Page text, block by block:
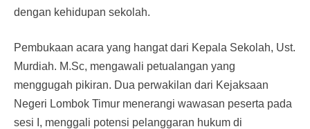
dengan kehidupan sekolah.
Pembukaan acara yang hangat dari Kepala Sekolah, Ust.
Murdiah. M.Sc, mengawali petualangan yang
menggugah pikiran. Dua perwakilan dari Kejaksaan
Negeri Lombok Timur menerangi wawasan peserta pada
sesi I, menggali potensi pelanggaran hukum di